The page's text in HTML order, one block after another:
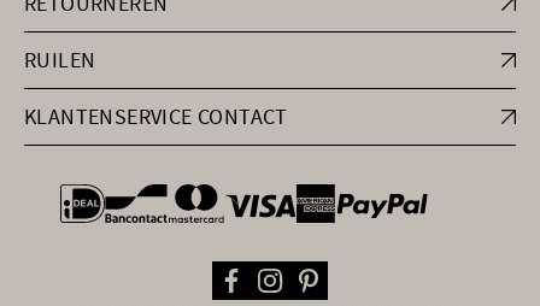
RUILEN
KLANTENSERVICE CONTACT
general.paymentOptions